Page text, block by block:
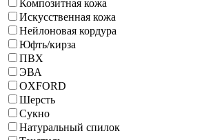
Композитная кожа
Искусственная кожа
Нейлоновая кордура
Юфть/кирза
ПВХ
ЭВА
OXFORD
Шерсть
Сукно
Натуральный спилок